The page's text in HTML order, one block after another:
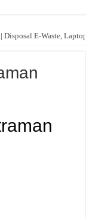
E-Waste,